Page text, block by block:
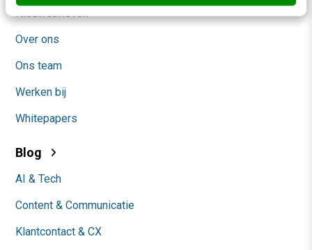
Over ons
Ons team
Werken bij
Whitepapers
Blog
AI & Tech
Content & Communicatie
Klantcontact & CX